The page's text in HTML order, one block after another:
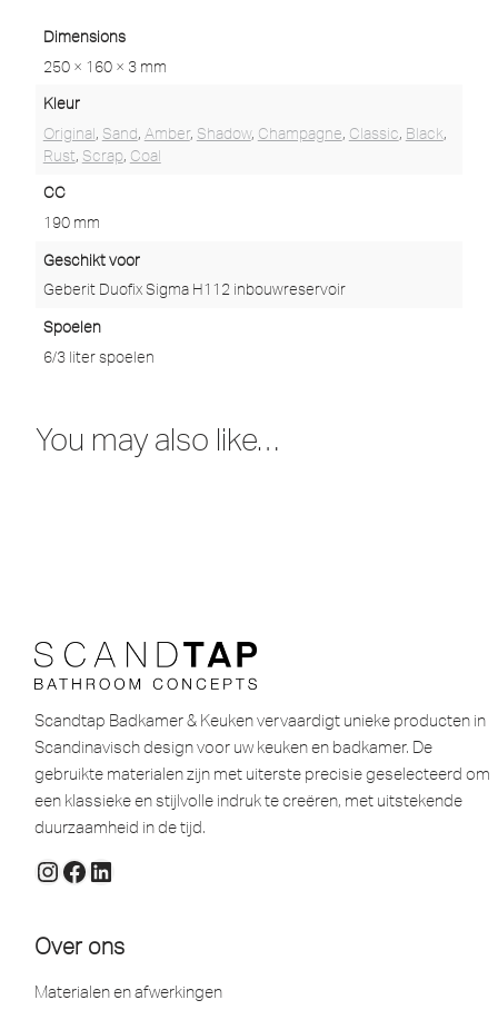
Dimensions
250 × 160 × 3 mm
Kleur
Original, Sand, Amber, Shadow, Champagne, Classic, Black,
Rust, Scrap, Coal
CC
190 mm
Geschikt voor
Geberit Duofix Sigma H112 inbouwreservoir
Spoelen
6/3 liter spoelen
You may also like…
Scandtap Badkamer & Keuken vervaardigt unieke producten in
Scandinavisch design voor uw keuken en badkamer. De
gebruikte materialen zijn met uiterste precisie geselecteerd om
een ​​klassieke en stijlvolle indruk te creëren, met uitstekende
duurzaamheid in de tijd.
Over ons
Materialen en afwerkingen